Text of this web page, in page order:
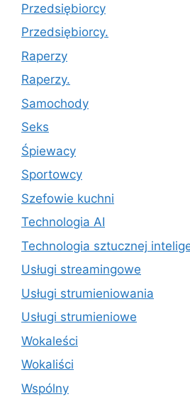
Przedsiębiorcy
Przedsiębiorcy.
Raperzy
Raperzy.
Samochody
Seks
Śpiewacy
Sportowcy
Szefowie kuchni
Technologia AI
Technologia sztucznej
Usługi streamingowe
Usługi strumieniowania
Usługi strumieniowe
Wokaleści
Wokaliści
Wspólny